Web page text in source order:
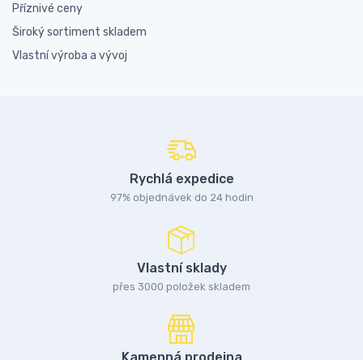
Příznivé ceny
Široký sortiment skladem
Vlastní výroba a vývoj
Rychlá expedice
97% objednávek do 24 hodin
Vlastní sklady
přes 3000 položek skladem
Kamenná prodejna